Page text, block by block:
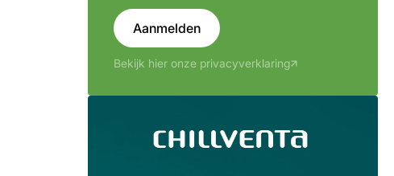
Aanmelden
Bekijk hier onze privacyverklaring